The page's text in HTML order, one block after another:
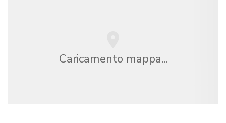
Caricamento mappa...